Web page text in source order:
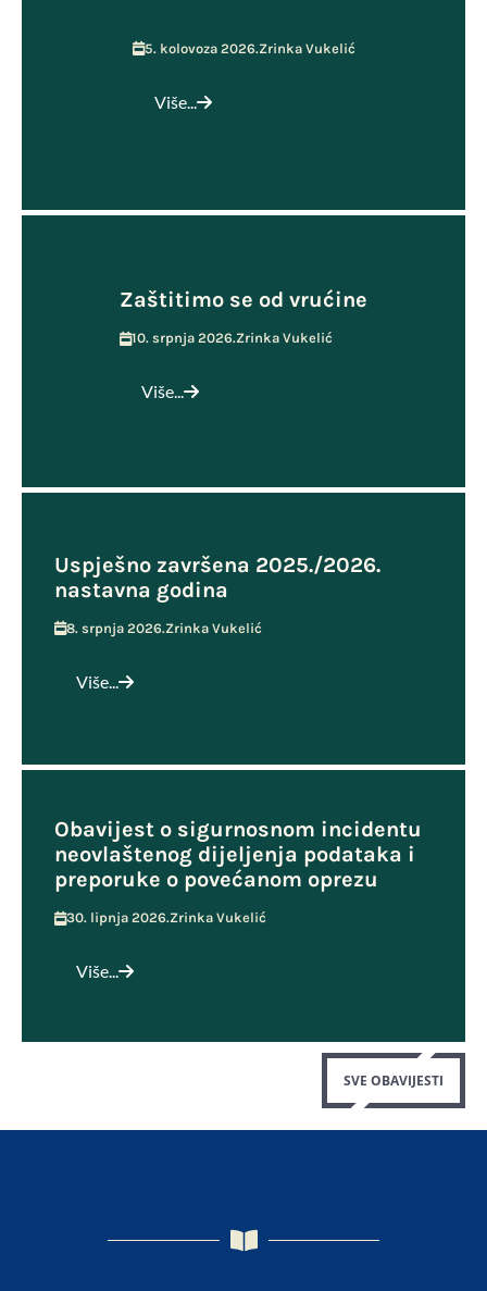
5. kolovoza 2026.Zrinka Vukelić
Više...
Zaštitimo se od vrućine
10. srpnja 2026.Zrinka Vukelić
Više...
Uspješno završena 2025./2026.
nastavna godina
8. srpnja 2026.Zrinka Vukelić
Više...
Obavijest o sigurnosnom incidentu
neovlaštenog dijeljenja podataka i
preporuke o povećanom oprezu
30. lipnja 2026.Zrinka Vukelić
Više...
SVE OBAVIJESTI